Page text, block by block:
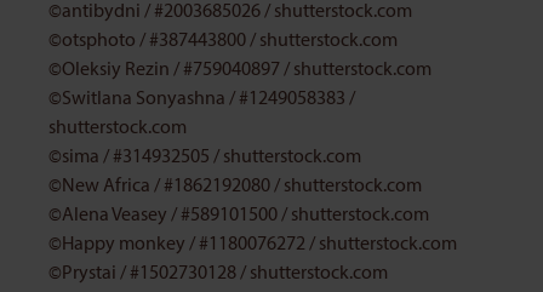
©antibydni / #2003685026/ shutterstock.com
©otsphoto / #387443800/ shutterstock.com
©Oleksiy Rezin / #759040897 / shutterstock.com
©Switlana Sonyashna / #1249058383 /
shutterstock.com
©sima / #314932505 / shutterstock.com
©New Africa / #1862192080/ shutterstock.com
©Alena Veasey / #589101500/ shutterstock.com
©Happy monkey / #1180076272 / shutterstock.com
©Prystai / #1502730128/ shutterstock.com